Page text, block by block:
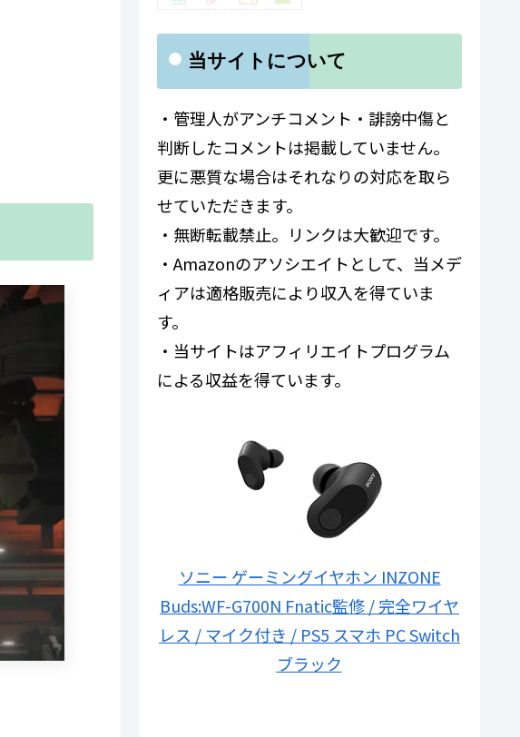
当サイトについて
・管理人がアンチコメント・誹謗中傷と
判断したコメントは掲載していません。
更に悪質な場合はそれなりの対応を取ら
せていただきます。
・無断転載禁止。リンクは大歓迎です。
・Amazonのアソシエイトとして、当メデ
ィアは適格販売により収入を得ていま
す。
・当サイトはアフィリエイトプログラム
による収益を得ています。
ソニー ゲーミングイヤホン INZONE
Buds:WF-G700N Fnatic監修 / 完全ワイヤ
レス / マイク付き / PS5 スマホ PC Switch
ブラック